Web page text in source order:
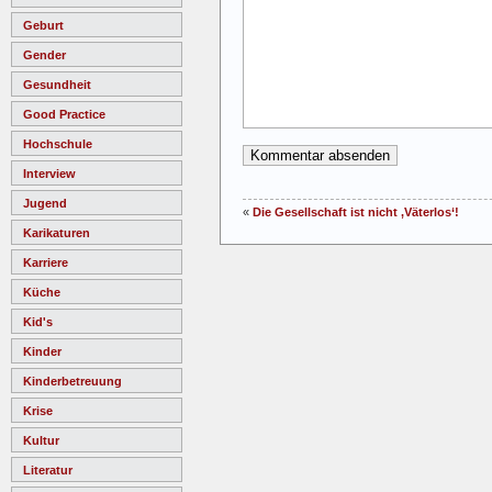
Geburt
Gender
Gesundheit
Good Practice
Hochschule
Interview
Jugend
Karikaturen
Karriere
Küche
Kid's
Kinder
Kinderbetreuung
Krise
Kultur
Literatur
« Die Gesellschaft ist nicht ‚Väterlos‘!